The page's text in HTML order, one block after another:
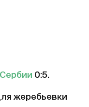
Сербии 0:5.
жеребьевки